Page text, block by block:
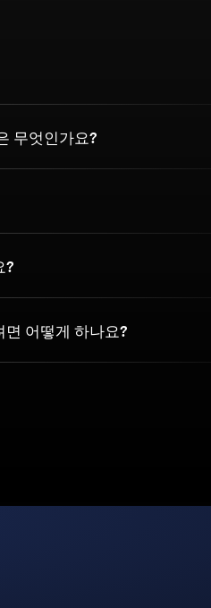
무엇인가요?
?
어떻게 하나요?